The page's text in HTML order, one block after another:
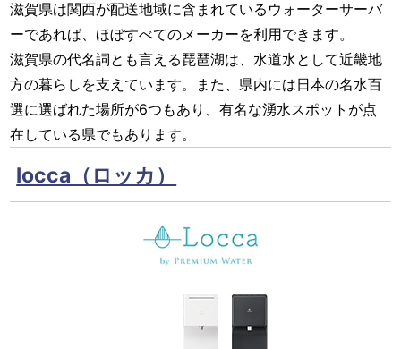
滋賀県は関西が配送地域に含まれているウォーターサーバ
ーであれば、ほぼすべてのメーカーを利用できます。
滋賀県の代名詞とも言える琵琶湖は、水道水として近畿地
方の暮らしを支えています。また、県内には日本の名水百
選に選ばれた場所が6つもあり、有名な湧水スポットが点
在している県でもあります。
locca（ロッカ）